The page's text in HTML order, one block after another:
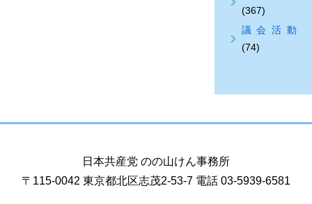
(367)
議会活動
(74)
日本共産党 のの山けん事務所
〒115-0042 東京都北区志茂2-53-7 電話 03-5939-6581